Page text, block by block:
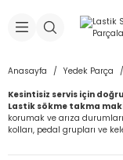
Makineleri
İç Lastikleri
Makinesi Yedek
Yedek Parçaları
Anasayfa Yedek Parça
Kesintisiz servis için
Lastik sökme takma
korumak ve arıza
kolları, pedal grupları ve